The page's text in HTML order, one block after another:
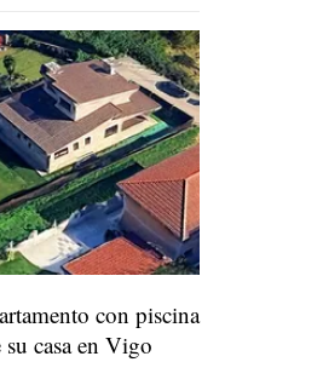
con piscina
casa en Vigo